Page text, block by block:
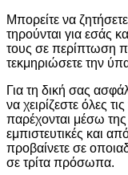
Μπορείτε να
τηρούνται για εσάς
τους σε περίπτωση
τεκμηριώσετε την
Για τη δική σας
να χειρίζεστε όλες
παρέχονται μέσω
εμπιστευτικές και
προβαίνετε σε
σε τρίτα πρόσωπα.